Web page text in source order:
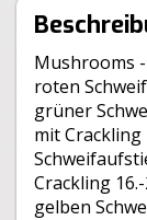
Gewicht Brutto:
Gewicht Netto:
BAM:
Mushrooms
roten
grüner
mit Crackling
Crackling
gelben